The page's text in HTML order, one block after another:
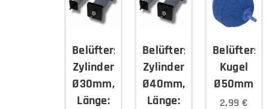
Belüfterstein
Zylinder
Ø30mm,
Länge:
Belüfterstein
Zylinder
Ø40mm,
Länge:
Kugel
Ø50mm
2,99 €